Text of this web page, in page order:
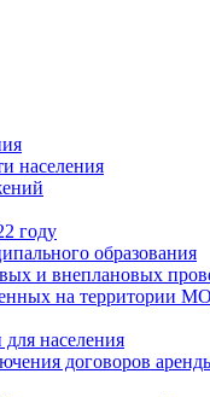
населения
году
образования
и внеплановых
на территории МО
населения
договоров